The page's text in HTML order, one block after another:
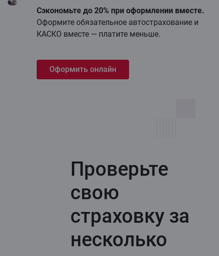
Сэкономьте до 20% при оформлении вместе.
Оформите обязательное автострахование и
КАСКО вместе — платите меньше.
Оформить онлайн
Проверьте
свою
страховку за
несколько